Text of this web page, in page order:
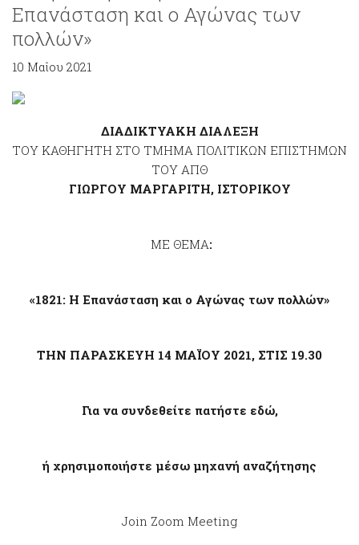
Επανάσταση και ο Αγώνας των
πολλών»
10 Μαΐου 2021
ΔΙΑΔΙΚΤΥΑΚΗ ΔΙΑΛΕΞΗ
ΤΟΥ ΚΑΘΗΓΗΤΗ ΣΤΟ ΤΜΗΜΑ ΠΟΛΙΤΙΚΩΝ ΕΠΙΣΤΗΜΩΝ
ΤΟΥ ΑΠΘ
ΓΙΩΡΓΟΥ ΜΑΡΓΑΡΙΤΗ, ΙΣΤΟΡΙΚΟΥ
ΜΕ ΘΕΜΑ:
«1821: Η Επανάσταση και ο Αγώνας των πολλών»
ΤΗΝ ΠΑΡΑΣΚΕΥΗ 14 ΜΑΪΟΥ 2021, ΣΤΙΣ 19.30
Για να συνδεθείτε πατήστε εδώ,
ή χρησιμοποιήστε μέσω μηχανή αναζήτησης
Join Zoom Meeting